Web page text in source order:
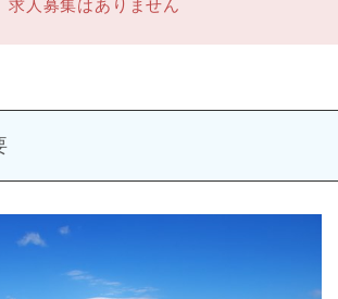
求人募集はありません